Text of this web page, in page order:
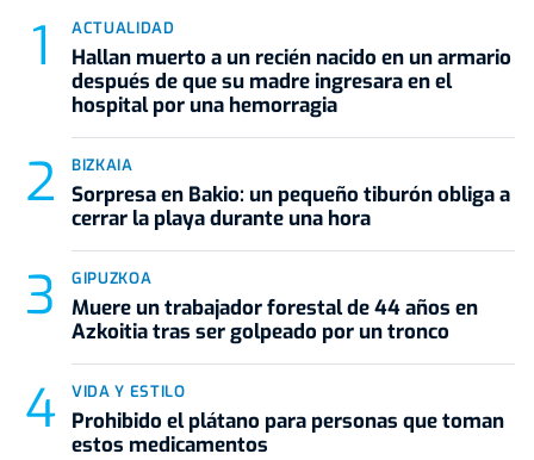
ACTUALIDAD
Hallan muerto a un recién nacido en un armario
después de que su madre ingresara en el
hospital por una hemorragia
BIZKAIA
Sorpresa en Bakio: un pequeño tiburón obliga a
cerrar la playa durante una hora
GIPUZKOA
Muere un trabajador forestal de 44 años en
Azkoitia tras ser golpeado por un tronco
VIDA Y ESTILO
Prohibido el plátano para personas que toman
estos medicamentos